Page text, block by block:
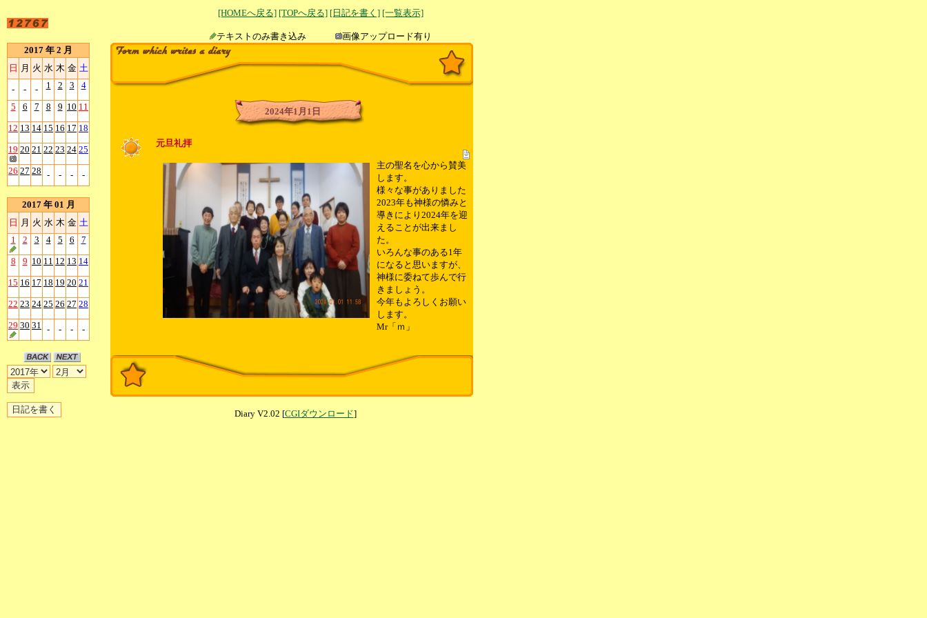
[HOMEへ戻る] [TOPへ戻る] [日記を書く] [一覧表示]
テキストのみ書き込み
画像アップロード有り
2017 年 2 月
日 月 火 水 木 金 土
- - - 1 2 3 4
5 6 7 8 9 10 11
12 13 14 15 16 17 18
19 20 21 22 23 24 25
26 27 28 - - - -
2017 年 01 月
日 月 火 水 木 金 土
1
2 3 4 5 6 7
8 9 10 11 12 13 14
15 16 17 18 19 20 21
22 23 24 25 26 27 28
29 30 31 - - - -
2024年1月1日
元旦礼拝
主の聖名を心から賛美
します。
様々な事がありました
2023年も神様の憐みと
導きにより2024年を迎
えることが出来まし
た。
いろんな事のある1年
になると思いますが、
神様に委ねて歩んで行
きましょう。
今年もよろしくお願い
します。
Mr「ｍ」
Diary V2.02 [CGIダウンロード]